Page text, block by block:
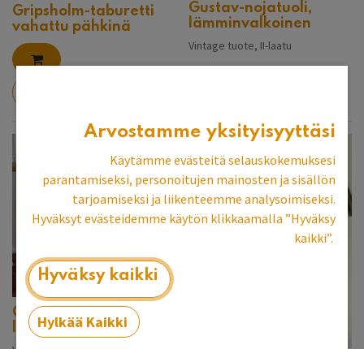
Gripsholm-taburetti
vahattu pähkinä
Gustav-nojatuoli,
lämminvalkoinen
Vintage tuote, II-laatu
Gustav-sohva,
lämminvalkoinen
Arvostamme yksityisyyttäsi
Käytämme evästeitä selauskokemuksesi
parantamiseksi, personoitujen mainosten ja sisällön
tarjoamiseksi ja liikenteemme analysoimiseksi.
Hyväksyt evästeidemme käytön klikkaamalla ”Hyväksy
kaikki”.
Hyväksy kaikki
Hylkää Kaikki